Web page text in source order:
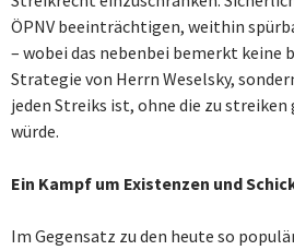
ÖPNV beeinträchtigen, weithin
– wobei das nebenbei bemerkt keine
Strategie von Herrn Weselsky,
jeden Streiks ist, ohne die zu streiken
würde.
Ein Kampf um Existenzen und
Im Gegensatz zu den heute so